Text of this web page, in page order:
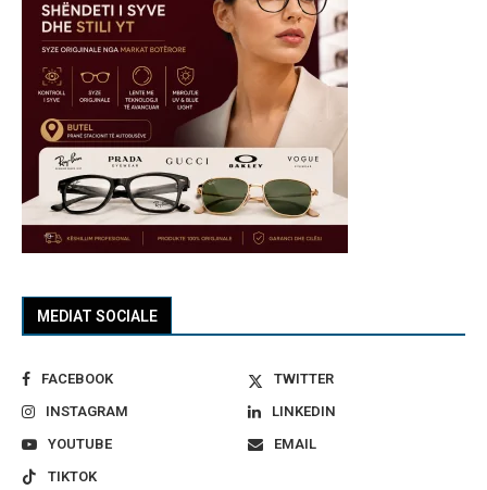
MEDIAT SOCIALE
FACEBOOK
TWITTER
INSTAGRAM
LINKEDIN
YOUTUBE
EMAIL
TIKTOK